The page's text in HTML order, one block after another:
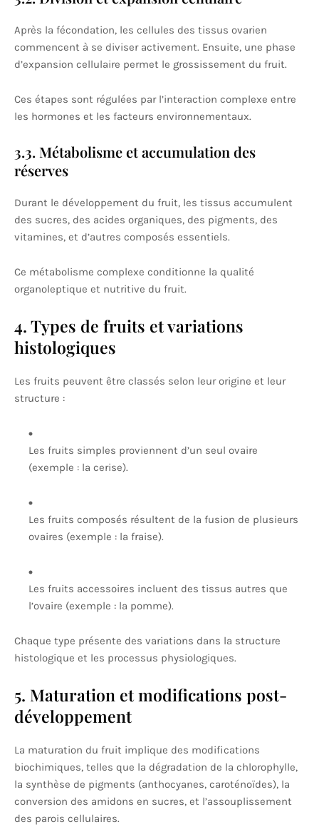
Après la fécondation, les cellules des tissus ovarien
commencent à se diviser activement. Ensuite, une phase
d’expansion cellulaire permet le grossissement du fruit.
Ces étapes sont régulées par l’interaction complexe entre
les hormones et les facteurs environnementaux.
3.3. Métabolisme et accumulation des
réserves
Durant le développement du fruit, les tissus accumulent
des sucres, des acides organiques, des pigments, des
vitamines, et d’autres composés essentiels.
Ce métabolisme complexe conditionne la qualité
organoleptique et nutritive du fruit.
4. Types de fruits et variations
histologiques
Les fruits peuvent être classés selon leur origine et leur
structure :
Les fruits simples proviennent d’un seul ovaire
(exemple : la cerise).
Les fruits composés résultent de la fusion de plusieurs
ovaires (exemple : la fraise).
Les fruits accessoires incluent des tissus autres que
l’ovaire (exemple : la pomme).
Chaque type présente des variations dans la structure
histologique et les processus physiologiques.
5. Maturation et modifications post-
développement
La maturation du fruit implique des modifications
biochimiques, telles que la dégradation de la chlorophylle,
la synthèse de pigments (anthocyanes, caroténoïdes), la
conversion des amidons en sucres, et l’assouplissement
des parois cellulaires.